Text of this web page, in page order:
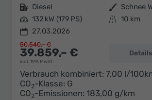
Kraftstoff Diesel Außenfarbe Schnee
Leistung 132 kW (179 PS) Kilometerstand 10 km
27.03.2026
39.859,– €
incl. 19% MwSt.
50.540,– €
Details
Verbrauch kombiniert: 7,00 l/
CO2-Klasse: G
CO2-Emissionen: 183,00 g/km